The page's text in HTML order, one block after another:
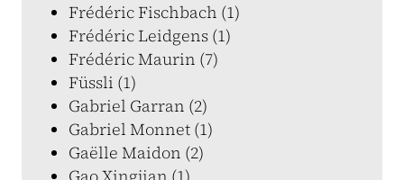
Frédéric Fischbach (1)
Frédéric Leidgens (1)
Frédéric Maurin (7)
Füssli (1)
Gabriel Garran (2)
Gabriel Monnet (1)
Gaëlle Maidon (2)